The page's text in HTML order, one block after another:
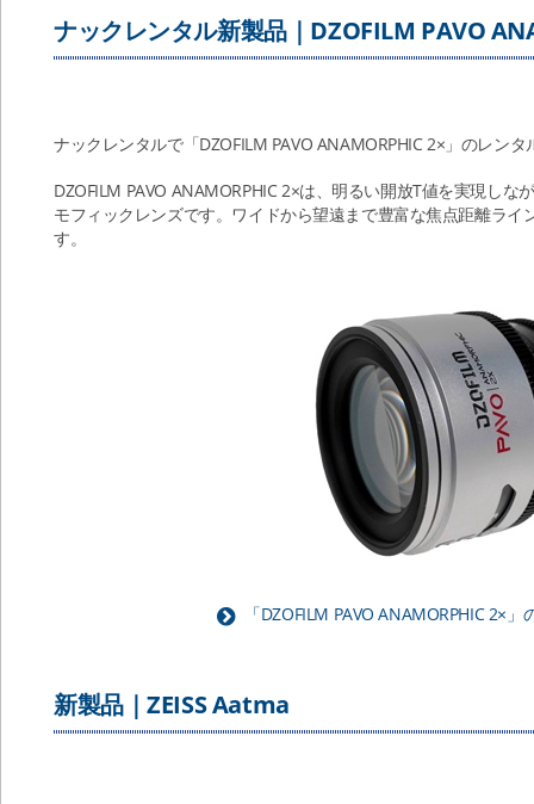
ナックレンタル新製品｜DZOFILM PAVO
ナックレンタルで「DZOFILM PAVO ANAMORPHIC 2×」のレン
DZOFILM PAVO ANAMORPHIC 2×は、明るい開放T値を実現し
モフィックレンズです。ワイドから望遠まで豊富な焦点距離ラ
す。
「DZOFILM PAVO ANAMORPHIC 2×
新製品｜ZEISS Aatma